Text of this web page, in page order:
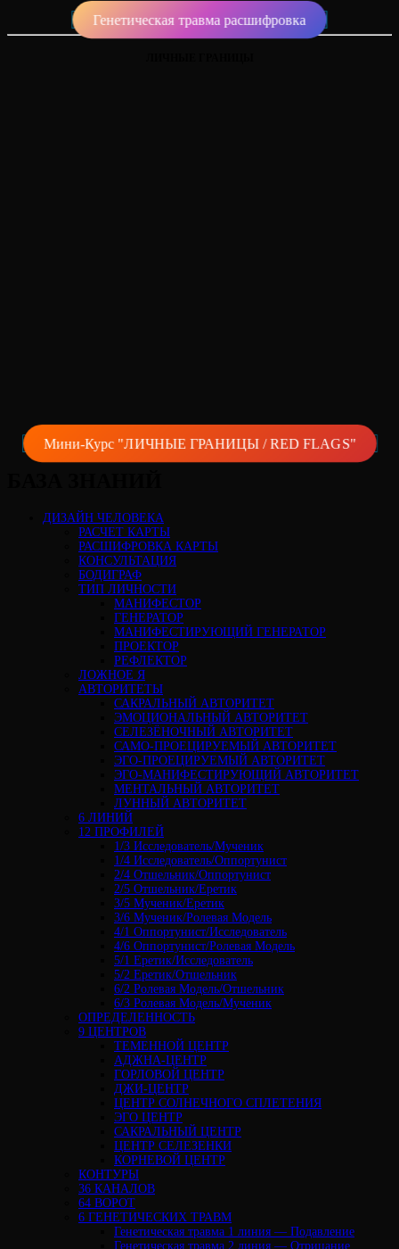
Генетическая травма расшифровка
Мини-Курс "ЛИЧНЫЕ ГРАНИЦЫ / RED FLAGS"
ДИЗАЙН ЧЕЛОВЕКА
РАСЧЕТ КАРТЫ
РАСШИФРОВКА КАРТЫ
КОНСУЛЬТАЦИЯ
БОДИГРАФ
ТИП ЛИЧНОСТИ
МАНИФЕСТОР
ГЕНЕРАТОР
МАНИФЕСТИРУЮЩИЙ ГЕНЕРАТОР
ПРОЕКТОР
РЕФЛЕКТОР
ЛОЖНОЕ Я
АВТОРИТЕТЫ
САКРАЛЬНЫЙ АВТОРИТЕТ
ЭМОЦИОНАЛЬНЫЙ АВТОРИТЕТ
СЕЛЕЗЁНОЧНЫЙ АВТОРИТЕТ
САМО-ПРОЕЦИРУЕМЫЙ АВТОРИТЕТ
ЭГО-ПРОЕЦИРУЕМЫЙ АВТОРИТЕТ
ЭГО-МАНИФЕСТИРУЮЩИЙ АВТОРИТЕТ
МЕНТАЛЬНЫЙ АВТОРИТЕТ
ЛУННЫЙ АВТОРИТЕТ
6 ЛИНИЙ
12 ПРОФИЛЕЙ
1/3 Исследователь/Мученик
1/4 Исследователь/Оппортунист
2/4 Отшельник/Оппортунист
2/5 Отшельник/Еретик
3/5 Мученик/Еретик
3/6 Мученик/Ролевая Модель
4/1 Оппортунист/Исследователь
4/6 Оппортунист/Ролевая Модель
5/1 Еретик/Исследователь
5/2 Еретик/Отшельник
6/2 Ролевая Модель/Отшельник
6/3 Ролевая Модель/Мученик
ОПРЕДЕЛЕННОСТЬ
9 ЦЕНТРОВ
ТЕМЕННОЙ ЦЕНТР
АДЖНА-ЦЕНТР
ГОРЛОВОЙ ЦЕНТР
ДЖИ-ЦЕНТР
ЦЕНТР СОЛНЕЧНОГО СПЛЕТЕНИЯ
ЭГО ЦЕНТР
САКРАЛЬНЫЙ ЦЕНТР
ЦЕНТР СЕЛЕЗЕНКИ
КОРНЕВОЙ ЦЕНТР
КОНТУРЫ
36 КАНАЛОВ
64 ВОРОТ
6 ГЕНЕТИЧЕСКИХ ТРАВМ
Генетическая травма 1 линия — Подавление
Генетическая травма 2 линия — Отрицание